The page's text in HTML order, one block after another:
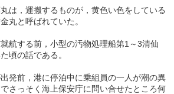
は，運搬するものが，黄色い色をしている
丸と呼ばれていた。
航する前，小型の汚物処理船第1～3清仙
頃の話である。
発前，港に停泊中に乗組員の一人が潮の異
さっそく海上保安庁に問い合せたところ何